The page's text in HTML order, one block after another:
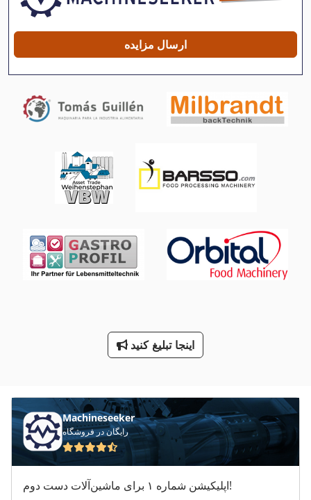
Quickmaster Di 46 4 Plus
Rapid Pk
Speedmaster 52
Speedmaster 72
Wotan Rapid 1
Wotan Rapid 2
اتاق های تخمیری
تخلیه
جرثقیل ساخت و ساز سریع
ارسال مزایده
اینجا تبلیغ کنید
Machineseeker
رایگان در فروشگاه
اپلیکیشن شماره ۱ برای ماشین‌آلات دست دوم!